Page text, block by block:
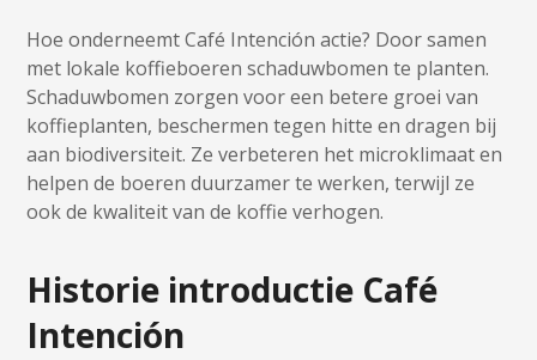
Hoe onderneemt Café Intención actie? Door samen
met lokale koffieboeren schaduwbomen te planten.
Schaduwbomen zorgen voor een betere groei van
koffieplanten, beschermen tegen hitte en dragen bij
aan biodiversiteit. Ze verbeteren het microklimaat en
helpen de boeren duurzamer te werken, terwijl ze
ook de kwaliteit van de koffie verhogen.
Historie introductie Café
Intención